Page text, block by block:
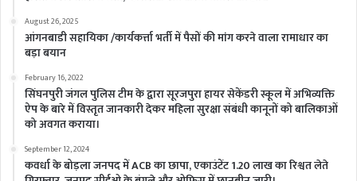
August 26, 2025
आंगनबाडी सहायिका /कार्यकर्त्ता भर्ती में पैसों की मांग करने वाला रामाधार का
बड़ा बयान
February 16, 2022
सिंघनपुरी जंगल पुलिस टीम के द्वारा सूरजपुरा हायर सेकेंडरी स्कूल में अभिव्यक्ति
ऐप के बारे में विस्तृत जानकारी देकर महिला सुरक्षा संबंधी कानूनों को बालिकाओं
को अवगत कराया।
September 12, 2024
कवर्धा के बोड़ला जनपद में ACB का छापा, एकाउंटेंट 1.20 लाख का रिश्वत लेते